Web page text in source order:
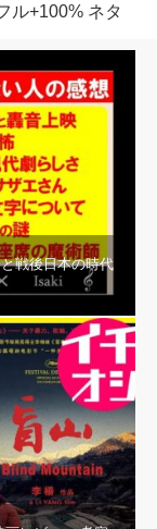
ル+100% ネタ
戦後日本の時代